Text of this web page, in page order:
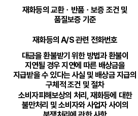
재화등의 교환ㆍ반품ㆍ보증 조건 및
품질보증 기준
재화등의 A/S 관련 전화번호
대금을 환불받기 위한 방법과 환불이
지연될 경우 지연에 따른 배상금을
지급받을 수 있다는 사실 및 배상금 지급의
구체적 조건 및 절차
소비자피해보상의 처리, 재화등에 대한
불만처리 및 소비자와 사업자 사이의